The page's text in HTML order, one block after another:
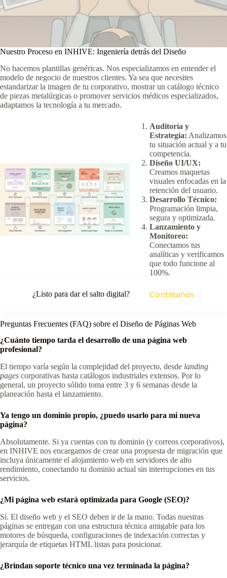
Nuestro Proceso en INHIVE: Ingeniería detrás del Diseño
No hacemos plantillas genéricas. Nos especializamos en entender el
modelo de negocio de nuestros clientes. Ya sea que necesites
estandarizar la imagen de tu corporativo, mostrar un catálogo técnico
de piezas metalúrgicas o promover servicios médicos especializados,
adaptamos la tecnología a tu mercado.
Auditoría y
Estrategia: Analizamos
tu situación actual y a tu
competencia.
Diseño UI/UX:
Creamos maquetas
visuales enfocadas en la
retención del usuario.
Desarrollo Técnico:
Programación limpia,
segura y optimizada.
Lanzamiento y
Monitoreo:
Conectamos tus
analíticas y verificamos
que todo funcione al
100%.
¿Listo para dar el salto digital? Contátanos
Preguntas Frecuentes (FAQ) sobre el Diseño de Páginas Web
¿Cuánto tiempo tarda el desarrollo de una página web
profesional?
El tiempo varía según la complejidad del proyecto, desde landing
pages corporativas hasta catálogos industriales extensos. Por lo
general, un proyecto sólido toma entre 3 y 6 semanas desde la
planeación hasta el lanzamiento.
Ya tengo un dominio propio, ¿puedo usarlo para mi nueva
página?
Absolutamente. Si ya cuentas con tu dominio (y correos corporativos),
en INHIVE nos encargamos de crear una propuesta de migración que
incluya únicamente el alojamiento web en servidores de alto
rendimiento, conectando tu dominio actual sin interrupciones en tus
servicios.
¿Mi página web estará optimizada para Google (SEO)?
Sí. El diseño web y el SEO deben ir de la mano. Todas nuestras
páginas se entregan con una estructura técnica amigable para los
motores de búsqueda, configuraciones de indexación correctas y
jerarquía de etiquetas HTML listas para posicionar.
¿Brindan soporte técnico una vez terminada la página?